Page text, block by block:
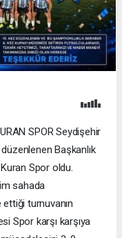
SPOR Seydişehir
Başkanlık
Spor oldu.
sahada
turnuvanın
Spor karşı karşıya